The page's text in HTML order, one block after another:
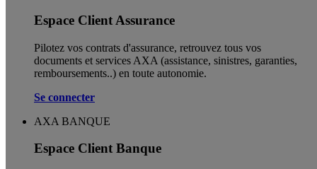
Espace Client Assurance
Pilotez vos contrats d'assurance, retrouvez tous vos
documents et services AXA (assistance, sinistres, garanties,
remboursements..) en toute autonomie. ​
Se connecter
AXA BANQUE
Espace Client Banque